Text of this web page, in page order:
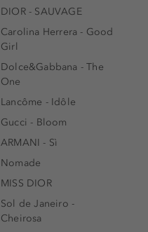
DIOR - SAUVAGE
Carolina Herrera - Good
Girl
Dolce&Gabbana - The
One
Lancôme - Idôle
Gucci - Bloom
ARMANI - Sì
Nomade
MISS DIOR
Sol de Janeiro -
Cheirosa